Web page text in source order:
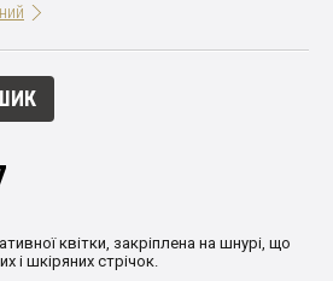
квітки, закріплена на шнурі, що
і шкіряних стрічок.